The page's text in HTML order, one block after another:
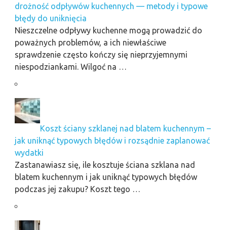
drożność odpływów kuchennych — metody i typowe
błędy do uniknięcia
Nieszczelne odpływy kuchenne mogą prowadzić do
poważnych problemów, a ich niewłaściwe
sprawdzenie często kończy się nieprzyjemnymi
niespodziankami. Wilgoć na …
Koszt ściany szklanej nad blatem kuchennym –
jak uniknąć typowych błędów i rozsądnie zaplanować
wydatki
Zastanawiasz się, ile kosztuje ściana szklana nad
blatem kuchennym i jak uniknąć typowych błędów
podczas jej zakupu? Koszt tego …